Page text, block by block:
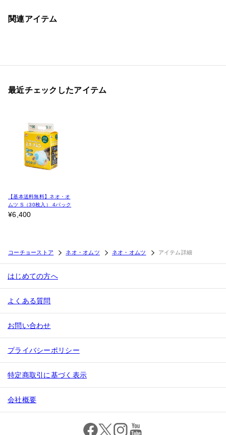
コーチョーストア ネオ・オムツ ネオ・オムツ アイテム詳細
関連アイテム
最近チェックしたアイテム
【基本送料無料】ネオ・オ
ムツ S（30枚入） 4パック
¥6,400
はじめての方へ
よくある質問
お問い合わせ
プライバシーポリシー
特定商取引に基づく表示
会社概要